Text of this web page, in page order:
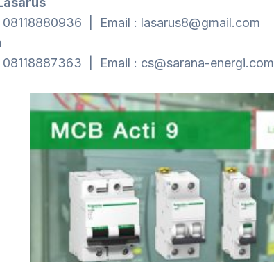
08118880936 | Email : lasarus8@gmail.com
08118887363 | Email : cs@sarana-energi.com